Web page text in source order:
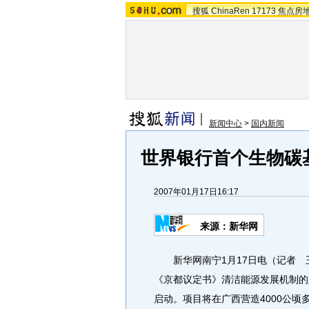
搜狐 ChinaRen 17173 焦点房
新闻中心 > 国内新闻
世界银行首个生物
2007年01月17日16:17
来源：新华网
新华网南宁1月17日电（记者 王
《京都议定书》清洁能源发展机制
启动。项目将在广西营造4000公顷